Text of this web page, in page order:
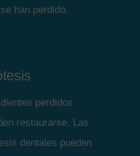
han perdido.
perdidos
restaurarse. Las
dentales pueden